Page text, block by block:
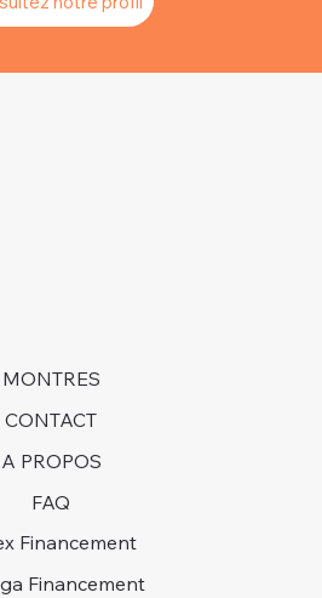
MONTRES
CONTACT
A PROPOS
FAQ
Financement
Financement